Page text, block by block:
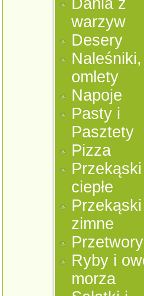
Dania z
warzyw
Desery
Naleśniki,
omlety
Napoje
Pasty i
Pasztety
Pizza
Przekąski
ciepłe
Przekąski
zimne
Przetwory
Ryby i
morza